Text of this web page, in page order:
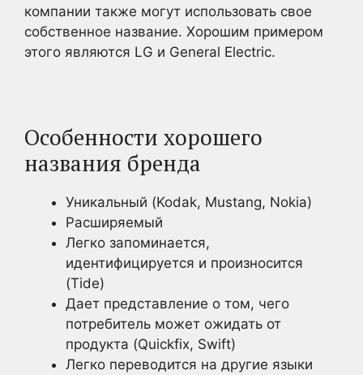
компании также могут использовать свое
собственное название. Хорошим примером
этого являются LG и General Electric.
Особенности хорошего
названия бренда
Уникальный (Kodak, Mustang, Nokia)
Расширяемый
Легко запоминается,
идентифицируется и произносится
(Tide)
Дает представление о том, чего
потребитель может ожидать от
продукта (Quickfix, Swift)
Легко переводится на другие языки